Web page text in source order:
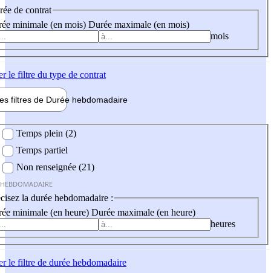
de contrat
minimale (en mois) Durée maximale (en mois)
mois
le filtre du type de contrat
filtres de Durée hebdomadaire
Temps plein (2)
Temps partiel
Non renseignée (21)
la durée hebdomadaire :
minimale (en heure) Durée maximale (en heure)
heures
le filtre de durée hebdomadaire